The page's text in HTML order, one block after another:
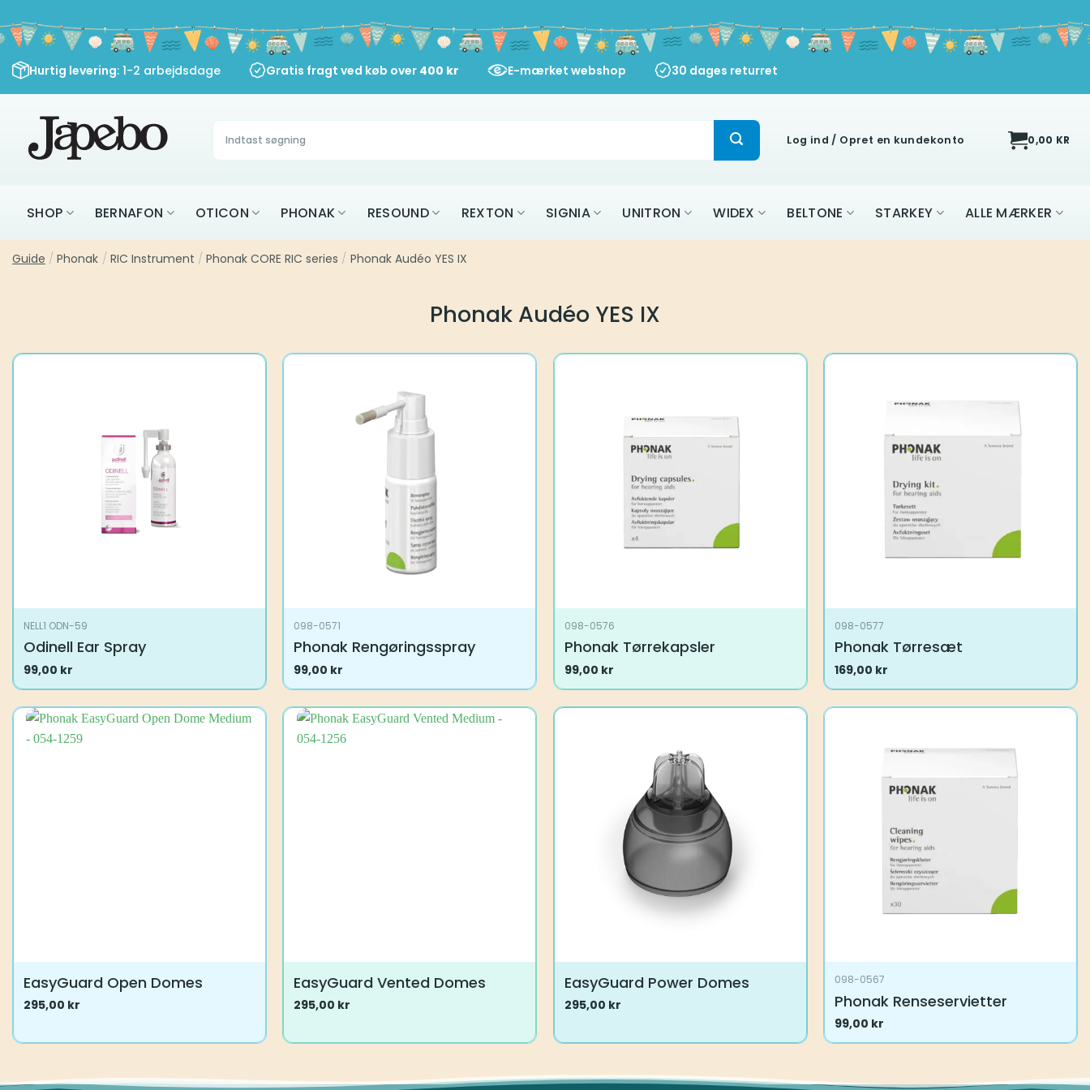
til
indhold
Hurtig levering: 1-2 arbejdsdage Gratis fragt ved køb over 400 kr E-mærket webshop 30 dages returret
Søg
efter:
Log ind / Opret en kundekonto 0,00 KR
SHOP BERNAFON OTICON PHONAK RESOUND REXTON SIGNIA UNITRON WIDEX BELTONE STARKEY ALLE MÆRKER
Guide / Phonak / RIC Instrument / Phonak CORE RIC series / Phonak Audéo YES IX
Phonak Audéo YES IX
NELL1 ODN-59
Odinell Ear Spray
99,00 kr
098-0571
Phonak Rengøringsspray
99,00 kr
098-0576
Phonak Tørrekapsler
99,00 kr
098-0577
Phonak Tørresæt
169,00 kr
EasyGuard Open Domes
295,00 kr
vare
EasyGuard Vented Domes
295,00 kr
vare
EasyGuard Power Domes
295,00 kr
vare
flere
098-0567
Phonak Renseservietter
99,00 kr